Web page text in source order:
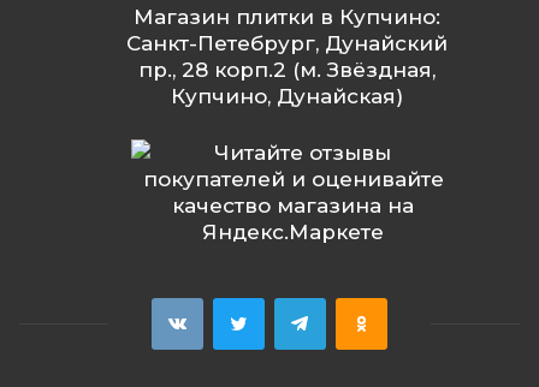
Магазин плитки в Купчино:
Санкт-Петебрург, Дунайский
пр., 28 корп.2 (м. Звёздная,
Купчино, Дунайская)